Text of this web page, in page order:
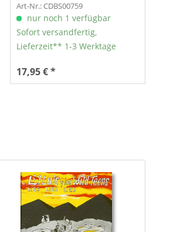
Art-Nr.: CDBS00759
nur noch 1 verfügbar
Sofort versandfertig,
Lieferzeit** 1-3 Werktage
17,95 € *